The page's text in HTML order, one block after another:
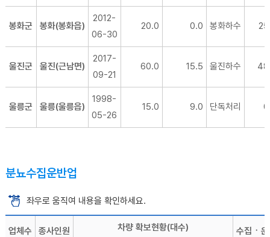
봉화군 봉화(봉화읍)
2012-
06-30
20.0 0.0 봉화하수
울진군 울진(근남면)
2017-
09-21
60.0 15.5 울진하수
울릉군 울릉(울릉읍)
1998-
05-26
15.0 9.0 단독처리
분뇨수집운반업
좌우로 움직여 내용을 확인하세요.
업체수
종사인원
차량 확보현황(대수)
수집ㆍ